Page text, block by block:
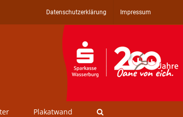
Datenschutzerklärung Impressum
Plakatwand